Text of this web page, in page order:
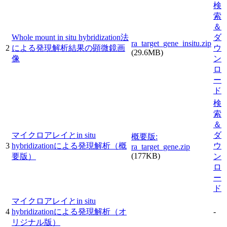
2
Whole mount in situ hybridization法
による発現解析結果の顕微鏡画
像
ra_target_gene_insitu.zip
(29.6MB)
検
索
＆
ダ
ウ
ン
ロ
ー
ド
3
マイクロアレイとin situ
hybridizationによる発現解析（概
要版）
概要版:
ra_target_gene.zip
(177KB)
検
索
＆
ダ
ウ
ン
ロ
ー
ド
4
マイクロアレイとin situ
hybridizationによる発現解析（オ
リジナル版）
-